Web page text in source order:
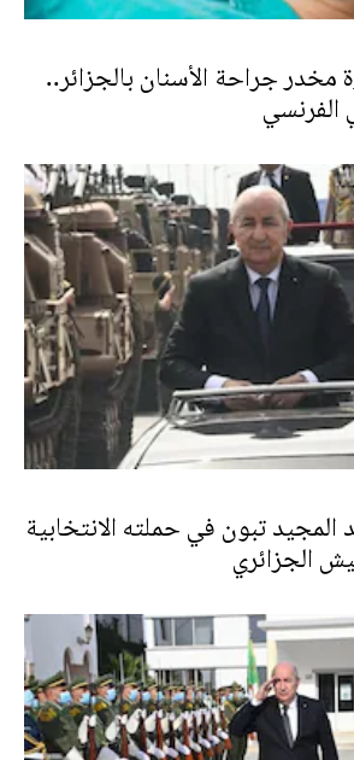
مخدر جراحة الأسنان بالجزائر..
الفرنسي
تبون في حملته الانتخابية
الجزائري